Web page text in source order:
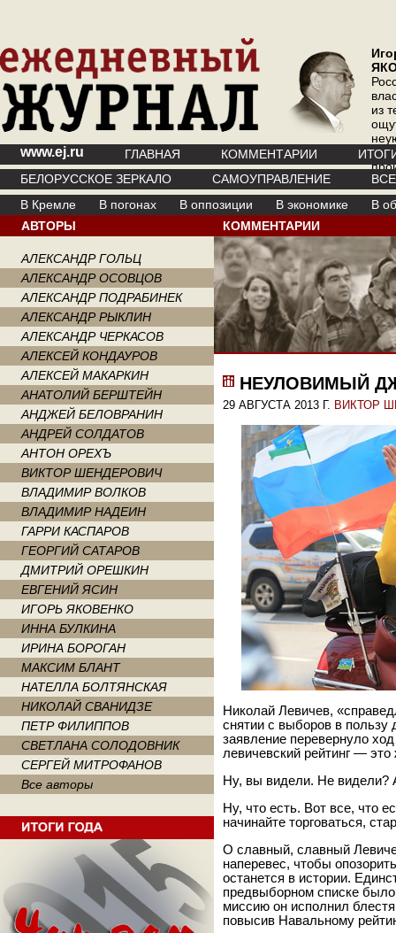
из
где
www.ej.ru ГЛАВНАЯ КОММЕНТАРИИ
БЕЛОРУССКОЕ ЗЕРКАЛО
САМОУПРАВЛЕНИЕ
В Кремле
В погонах В оппозиции В экономике
В
АВТОРЫ
АЛЕКСАНДР ГОЛЬЦ
АЛЕКСАНДР ОСОВЦОВ
АЛЕКСАНДР ПОДРАБИНЕК
АЛЕКСАНДР РЫКЛИН
АЛЕКСАНДР ЧЕРКАСОВ
АЛЕКСЕЙ КОНДАУРОВ
АЛЕКСЕЙ МАКАРКИН
АНАТОЛИЙ БЕРШТЕЙН
АНДЖЕЙ БЕЛОВРАНИН
АНДРЕЙ СОЛДАТОВ
АНТОН ОРЕХЪ
ВИКТОР ШЕНДЕРОВИЧ
ВЛАДИМИР ВОЛКОВ
ВЛАДИМИР НАДЕИН
ГАРРИ КАСПАРОВ
ГЕОРГИЙ САТАРОВ
ДМИТРИЙ ОРЕШКИН
ЕВГЕНИЙ ЯСИН
ИГОРЬ ЯКОВЕНКО
ИННА БУЛКИНА
ИРИНА БОРОГАН
МАКСИМ БЛАНТ
НАТЕЛЛА БОЛТЯНСКАЯ
НИКОЛАЙ СВАНИДЗЕ
ПЕТР ФИЛИППОВ
СВЕТЛАНА СОЛОДОВНИК
СЕРГЕЙ МИТРОФАНОВ
Все авторы
КОММЕНТАРИИ
НЕУЛОВИМЫЙ
29 АВГУСТА 2013 Г. ВИКТОР
Николай Левичев,
снятии с выборов в пользу
заявление перевернуло
левичевский рейтинг — это
Ну, вы видели. Не видели?
Ну, что есть. Вот все, что
начинайте торговаться,
О славный, славный
наперевес, чтобы
останется в истории.
предвыборном списке
миссию он исполнил
повысив Навальному